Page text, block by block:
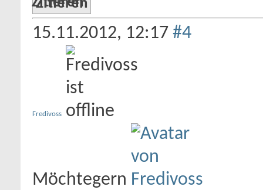
Zitieren
15.11.2012, 12:17 #4
Fredivoss
Möchtegern